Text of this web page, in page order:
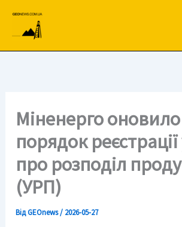
вмісту
Міненерго оновило
порядок
про розподіл
(УРП)
ВідGEOnews/ 2026-05-27